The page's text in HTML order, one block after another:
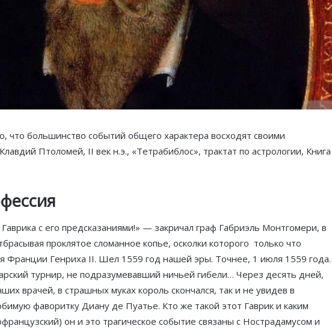
что большинство событий общего характера восходят своими
Клавдий Птоломей, II век н.э., «Тетрабиблос», трактат по астрологии, Книга
с его предсказаниями!» — закричал граф Габриэль Монтгомери, в
проклятое сломанное копье, осколки которого только что
Франции Генриха II. Шел 1559 год нашей эры. Точнее, 1 июля 1559 года.
турнир, не подразумевавший ничьей гибели… Через десять дней,
врачей, в страшных муках король скончался, так и не увидев в
фаворитку Диану де Пуатье. Кто же такой этот Гаврик и каким
он и это трагическое событие связаны с Нострадамусом и